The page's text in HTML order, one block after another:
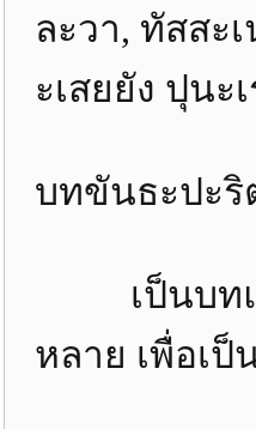
ละวา, ทัสสะ
ะเสยยัง ปุนะ
บทขันธะปะ
เป็นบทแผ่
หลาย เพื่อเ